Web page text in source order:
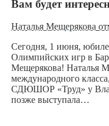
Вам будет
Наталья Мещерякова
Сегодня, 1 июня,
Олимпийских игр в
Мещерякова! Наталья
международного
СДЮШОР «Труд» у
позже выступала…